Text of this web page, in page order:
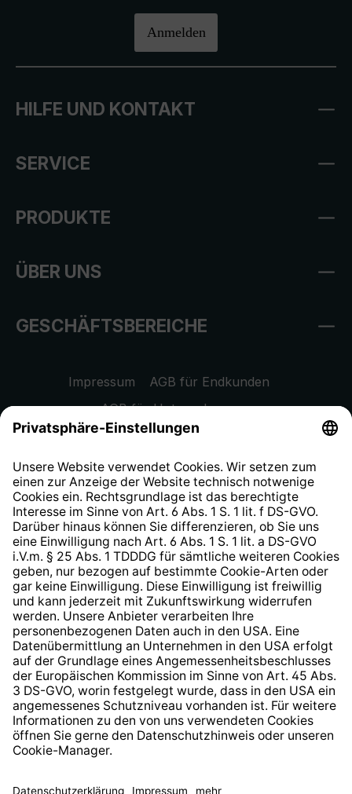
Anmelden
HILFE UND KONTAKT
SERVICE
PRODUKTE
ÜBER UNS
GESCHÄFTSBEREICHE
Impressum
AGB für Endkunden
AGB für Unternehmen
Datenschutzhinweis
Widerrufsrecht
Hinweisgeberschutzsystem
Barrierefreiheit
* Alle Preise inkl. gesetzl. Mehrwertsteuer zzgl.
anders angegeben.